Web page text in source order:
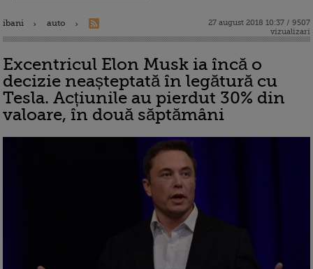
ibani auto
27 august 2018 10:37 / 9507
vizualizari
Excentricul Elon Musk ia încă o
decizie neașteptată în legătură cu
Tesla. Acțiunile au pierdut 30% din
valoare, în două săptămâni